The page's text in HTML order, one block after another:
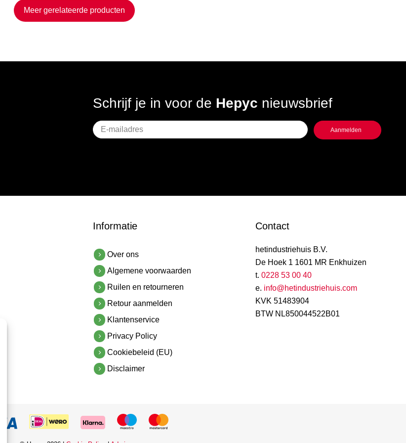
Meer gerelateerde producten
Schrijf je in voor de Hepyc nieuwsbrief
Geen
titel
Informatie
Over ons
Algemene voorwaarden
Ruilen en retourneren
Retour aanmelden
Klantenservice
Privacy Policy
Cookiebeleid (EU)
Disclaimer
Contact
hetindustriehuis B.V.
De Hoek 1 1601 MR Enkhuizen
t. 0228 53 00 40
e. info@hetindustriehuis.com
KVK 51483904
BTW NL850044522B01